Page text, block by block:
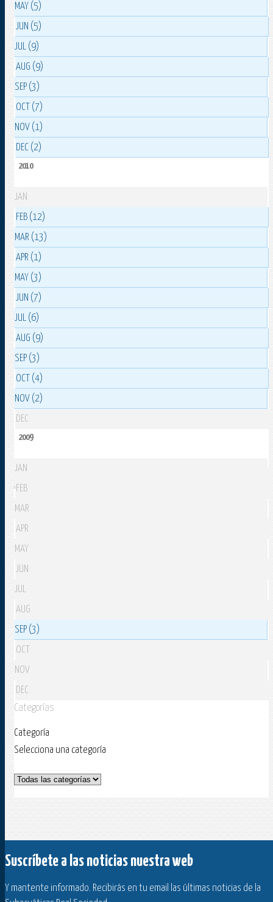
MAY (5)
JUN (5)
JUL (9)
AUG (9)
SEP (3)
OCT (7)
NOV (1)
DEC (2)
2010
JAN
FEB (12)
MAR (13)
APR (1)
MAY (3)
JUN (7)
JUL (6)
AUG (9)
SEP (3)
OCT (4)
NOV (2)
DEC
2009
JAN
FEB
MAR
APR
MAY
JUN
JUL
AUG
SEP (3)
OCT
NOV
DEC
Categorías
Categoría
Selecciona una categoría
Suscríbete a las noticias nuestra web
Y mantente informado. Recibirás en tu email las últimas noticias de la